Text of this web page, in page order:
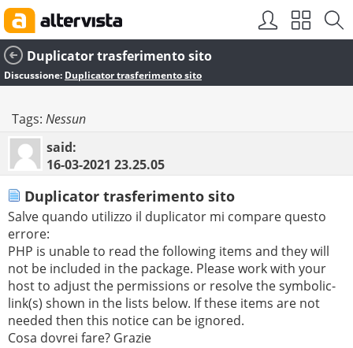
Duplicator trasferimento sito
Discussione: Duplicator trasferimento sito
Tags: Nessun
said:
16-03-2021 23.25.05
Duplicator trasferimento sito
Salve quando utilizzo il duplicator mi compare questo
errore:
PHP is unable to read the following items and they will
not be included in the package. Please work with your
host to adjust the permissions or resolve the symbolic-
link(s) shown in the lists below. If these items are not
needed then this notice can be ignored.
Cosa dovrei fare? Grazie